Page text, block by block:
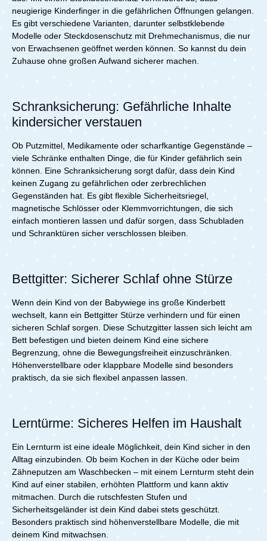
neugierige Kinderfinger in die gefährlichen Öffnungen gelangen.
Es gibt verschiedene Varianten, darunter selbstklebende
Modelle oder Steckdosenschutz mit Drehmechanismus, die nur
von Erwachsenen geöffnet werden können. So kannst du dein
Zuhause ohne großen Aufwand sicherer machen.
Schranksicherung: Gefährliche Inhalte
kindersicher verstauen
Ob Putzmittel, Medikamente oder scharfkantige Gegenstände –
viele Schränke enthalten Dinge, die für Kinder gefährlich sein
können. Eine Schranksicherung sorgt dafür, dass dein Kind
keinen Zugang zu gefährlichen oder zerbrechlichen
Gegenständen hat. Es gibt flexible Sicherheitsriegel,
magnetische Schlösser oder Klemmvorrichtungen, die sich
einfach montieren lassen und dafür sorgen, dass Schubladen
und Schranktüren sicher verschlossen bleiben.
Bettgitter: Sicherer Schlaf ohne Stürze
Wenn dein Kind von der Babywiege ins große Kinderbett
wechselt, kann ein Bettgitter Stürze verhindern und für einen
sicheren Schlaf sorgen. Diese Schutzgitter lassen sich leicht am
Bett befestigen und bieten deinem Kind eine sichere
Begrenzung, ohne die Bewegungsfreiheit einzuschränken.
Höhenverstellbare oder klappbare Modelle sind besonders
praktisch, da sie sich flexibel anpassen lassen.
Lerntürme: Sicheres Helfen im Haushalt
Ein Lernturm ist eine ideale Möglichkeit, dein Kind sicher in den
Alltag einzubinden. Ob beim Kochen in der Küche oder beim
Zähneputzen am Waschbecken – mit einem Lernturm steht dein
Kind auf einer stabilen, erhöhten Plattform und kann aktiv
mitmachen. Durch die rutschfesten Stufen und
Sicherheitsgeländer ist dein Kind dabei stets geschützt.
Besonders praktisch sind höhenverstellbare Modelle, die mit
deinem Kind mitwachsen.